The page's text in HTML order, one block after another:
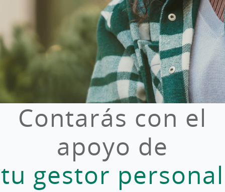
Contarás con el
apoyo de
tu gestor personal